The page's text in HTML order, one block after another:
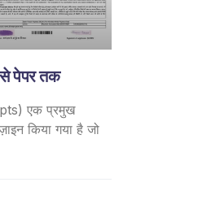
पेपर तक
एक प्रमुख
किया गया है जो